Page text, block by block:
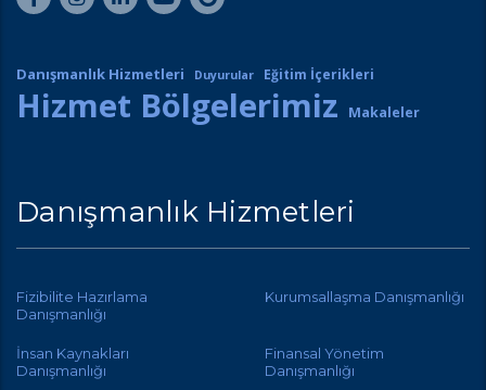
Danışmanlık Hizmetleri Duyurular Eğitim İçerikleri
Hizmet Bölgelerimiz Makaleler
Danışmanlık Hizmetleri
Fizibilite Hazırlama
Danışmanlığı
Kurumsallaşma Danışmanlığı
İnsan Kaynakları
Danışmanlığı
Finansal Yönetim
Danışmanlığı